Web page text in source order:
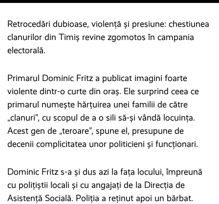
Retrocedări dubioase, violență și presiune: chestiunea
clanurilor din Timiș revine zgomotos în campania
electorală.
Primarul Dominic Fritz a publicat imagini foarte
violente dintr-o curte din oraș. Ele surprind ceea ce
primarul numește hărțuirea unei familii de către
„clanuri”, cu scopul de a o sili să-și vândă locuința.
Acest gen de „teroare”, spune el, presupune de
decenii complicitatea unor politicieni și funcționari.
Dominic Fritz s-a și dus azi la fața locului, împreună
cu polițiștii locali și cu angajați de la Direcția de
Asistență Socială. Poliția a reținut apoi un bărbat.